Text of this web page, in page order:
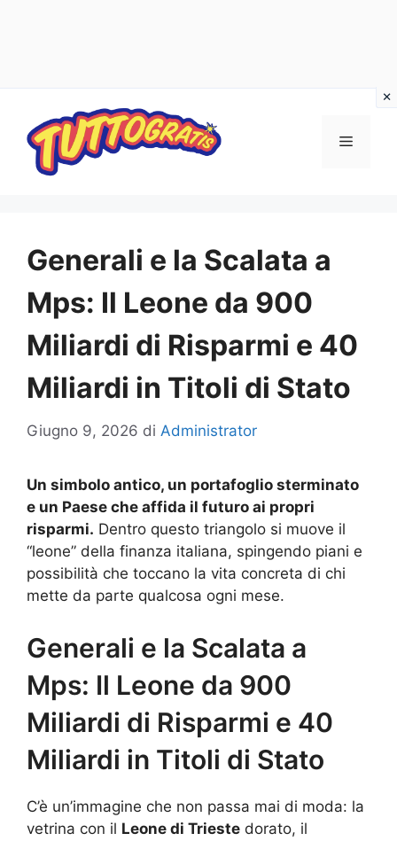
contenuto
Menu
Generali e la Scalata a
Mps: Il Leone da 900
Miliardi di Risparmi e 40
Miliardi in Titoli di Stato
Giugno 9, 2026 di Administrator
Un simbolo antico, un portafoglio sterminato
e un Paese che affida il futuro ai propri
risparmi. Dentro questo triangolo si muove il
“leone” della finanza italiana, spingendo piani e
possibilità che toccano la vita concreta di chi
mette da parte qualcosa ogni mese.
Generali e la Scalata a
Mps: Il Leone da 900
Miliardi di Risparmi e 40
Miliardi in Titoli di Stato
C’è un’immagine che non passa mai di moda: la
vetrina con il Leone di Trieste dorato, il